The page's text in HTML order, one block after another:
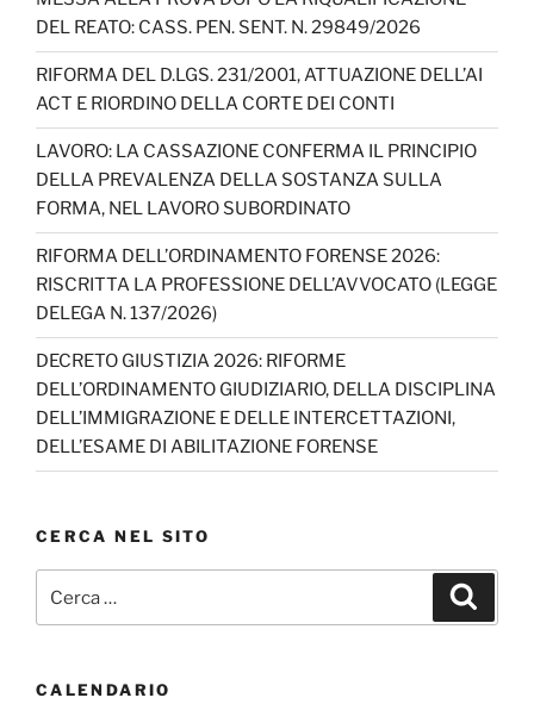
o
o
k
m
n
b
e
C
h
a
n
n
DEL REATO: CASS. PEN. SENT. N. 29849/2026
RIFORMA DEL D.LGS. 231/2001, ATTUAZIONE DELL’AI
ACT E RIORDINO DELLA CORTE DEI CONTI
LAVORO: LA CASSAZIONE CONFERMA IL PRINCIPIO
DELLA PREVALENZA DELLA SOSTANZA SULLA
FORMA, NEL LAVORO SUBORDINATO
RIFORMA DELL’ORDINAMENTO FORENSE 2026:
RISCRITTA LA PROFESSIONE DELL’AVVOCATO (LEGGE
DELEGA N. 137/2026)
DECRETO GIUSTIZIA 2026: RIFORME
DELL’ORDINAMENTO GIUDIZIARIO, DELLA DISCIPLINA
DELL’IMMIGRAZIONE E DELLE INTERCETTAZIONI,
DELL’ESAME DI ABILITAZIONE FORENSE
CERCA NEL SITO
CALENDARIO